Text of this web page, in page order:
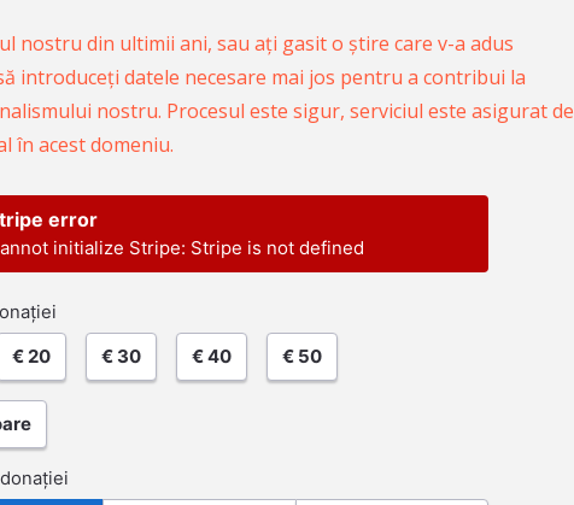
nostru din ultimii ani, sau ați gasit o știre care v-a adus
introduceți datele necesare mai jos pentru a contribui la
nostru. Procesul este sigur, serviciul este asigurat de
în acest domeniu.
error
initialize Stripe: Stripe is not defined
€ 20 € 30 € 40 € 50